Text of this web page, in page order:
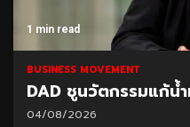
1 min read
BUSINESS MOVEMENT
DAD ชูนวัตกรรมแก้น้
04/08/2026